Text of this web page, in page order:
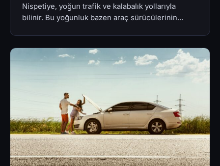
Nispetiye, yoğun trafik ve kalabalık yollarıyla
bilinir. Bu yoğunluk bazen araç sürücülerinin…